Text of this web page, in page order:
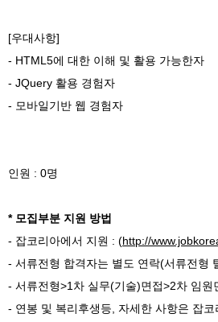
[우대사항]
- HTML5에 대한 이해 및 활용 가능한자
- JQuery 활용 경험자
- 모바일기반 웹 경험자
인원 : 0명
* 모집부분 지원 방법
- 잡코리아에서 지원 : (http://
- 서류전형 합격자는 별도 연락(서류전형
- 서류전형>1차 실무(기술)면접>2차 임원
- 연봉 및 복리후생등, 자세한 사항은 잡